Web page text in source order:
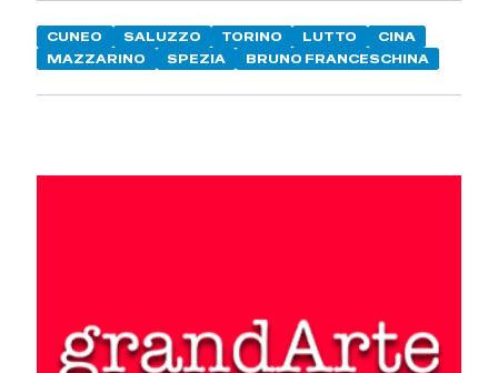
CUNEO SALUZZO TORINO LUTTO
CINA
MAZZARINO
SPEZIA BRUNO FRANCESCHINA